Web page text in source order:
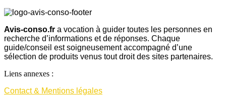
Avis-conso.fr a vocation à guider toutes les personnes en
recherche d’informations et de réponses. Chaque
guide/conseil est soigneusement accompagné d’une
sélection de produits venus tout droit des sites partenaires.
Liens annexes :
Contact & Mentions légales